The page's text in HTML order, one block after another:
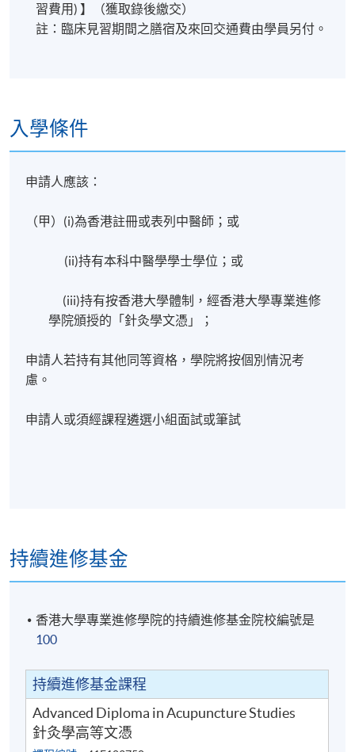
習費用) 】（獲取錄後繳交）
註：臨床見習期間之膳宿及來回交通費由學員另付。
入學條件
申請人應該：
（甲） (i)為香港註冊或表列中醫師；或
(ii)持有本科中醫學學士學位；或
(iii)持有按香港大學體制，經香港大學專業進修
學院頒授的「針灸學文憑」；
申請人若持有其他同等資格，學院將按個別情況考
慮。
申請人或須經課程遴選小組面試或筆試
持續進修基金
香港大學專業進修學院的持續進修基金院校編號是
100
持續進修基金課程
Advanced Diploma in Acupuncture Studies
針灸學高等文憑